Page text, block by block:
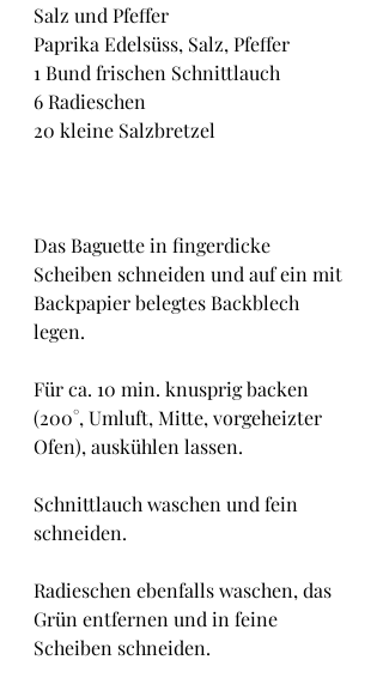
Salz und Pfeffer
Paprika Edelsüss, Salz, Pfeffer
1 Bund frischen Schnittlauch
6 Radieschen
20 kleine Salzbretzel
Das Baguette in fingerdicke
Scheiben schneiden und auf ein mit
Backpapier belegtes Backblech
legen.
Für ca. 10 min. knusprig backen
(200°, Umluft, Mitte, vorgeheizter
Ofen), auskühlen lassen.
Schnittlauch waschen und fein
schneiden.
Radieschen ebenfalls waschen, das
Grün entfernen und in feine
Scheiben schneiden.